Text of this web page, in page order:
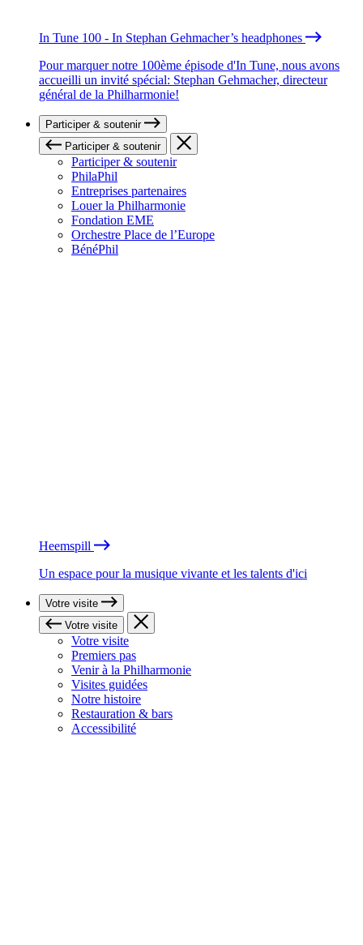
In Tune 100 - In Stephan Gehmacher’s headphones
Pour marquer notre 100ème épisode d'In Tune, nous avons
accueilli un invité spécial: Stephan Gehmacher, directeur
général de la Philharmonie!
Participer & soutenir
Participer & soutenir
Participer & soutenir
PhilaPhil
Entreprises partenaires
Louer la Philharmonie
Fondation EME
Orchestre Place de l’Europe
BénéPhil
Heemspill
Un espace pour la musique vivante et les talents d'ici
Votre visite
Votre visite
Votre visite
Premiers pas
Venir à la Philharmonie
Visites guidées
Notre histoire
Restauration & bars
Accessibilité